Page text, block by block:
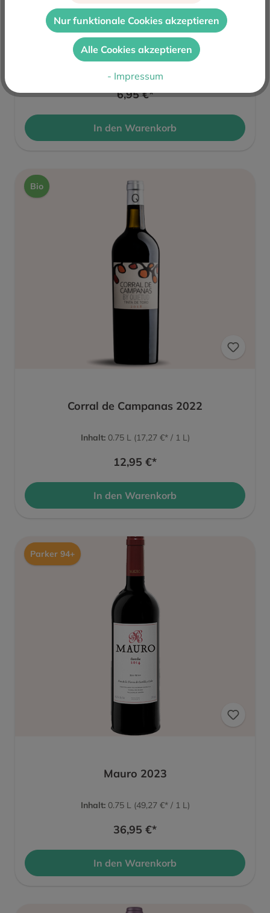
Aradon Rosado 2025
0.75 L
6,95 €*
In den Warenkorb
Bio
Corral de Campanas 2022
Inhalt: 0.75 L (17,27 €* / 1 L)
12,95 €*
In den Warenkorb
Parker 94+
Mauro 2023
Inhalt: 0.75 L (49,27 €* / 1 L)
36,95 €*
In den Warenkorb
Nur funktionale Cookies akzeptieren
Alle Cookies akzeptieren
- Impressum